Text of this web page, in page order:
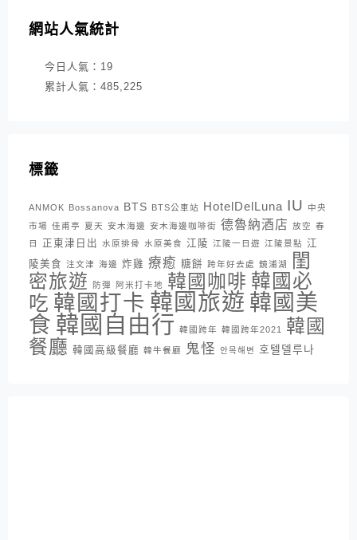
網站人氣統計
今日人氣： 19
累計人氣： 485,225
標籤
ANMOK Bossanova BTS BTS公車站 HotelDelLuna IU
中央
市場 佳甫亭 夏天 安木海邊 安木海邊咖啡街 德魯納酒店 放空 春
日
正東津日出 水原排骨 水原美食 江陵 江陵一日遊 江陵景點 江
陵美食 注文津 海邊 炸雞 療癒 糖餅 跨年好去處 鏡浦湖
閨
密旅遊
防彈 阿米打卡地 韓國咖啡 韓國必
吃 韓國打卡 韓國旅遊 韓國美
食 韓國自由行 韓國跨年 韓國跨年2021
韓國
餐廳 韓國高級餐廳 韓牛餐廳 鬼怪 안목해변 호텔델루나